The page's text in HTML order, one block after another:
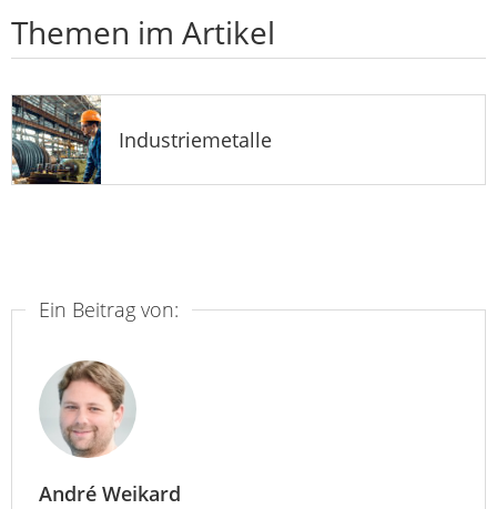
Themen im Artikel
Industriemetalle
Ein Beitrag von:
André Weikard